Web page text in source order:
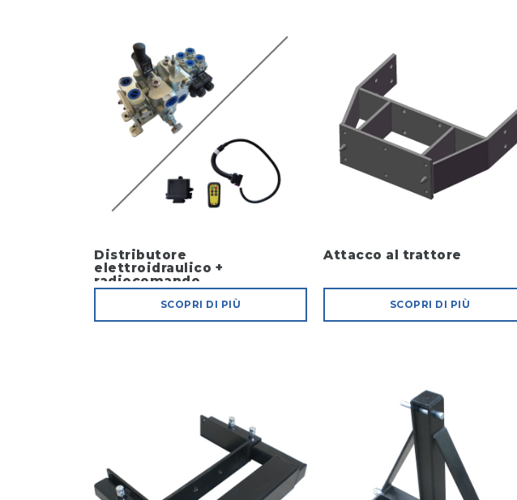
Distributore
elettroidraulico +
radiocomando
SCOPRI DI PIÙ
Attacco al trattore
SCOPRI DI PIÙ